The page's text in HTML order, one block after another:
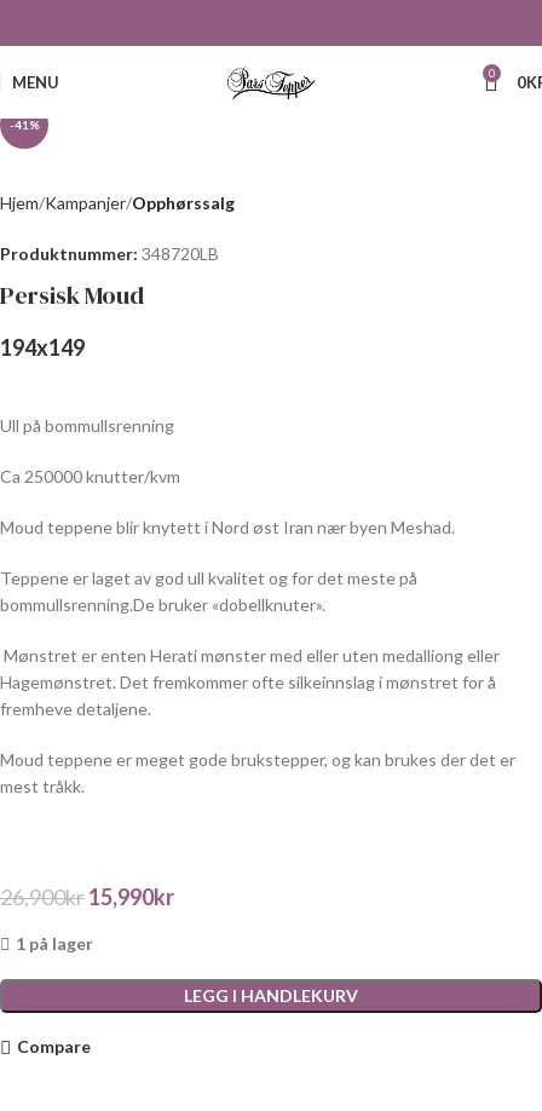
MENU 0 0
-41%
Hjem Kampanjer Opphørssalg
Produktnummer: 348720LB
Persisk Moud
194x149
Ull på bommullsrenning
Ca 250000 knutter/kvm
Moud teppene blir knytett i Nord øst Iran nær byen Meshad.
Teppene er laget av god ull kvalitet og for det meste på
bommullsrenning.De bruker «dobellknuter».
Mønstret er enten Herati mønster med eller uten medalliong eller
Hagemønstret. Det fremkommer ofte silkeinnslag i mønstret for å
fremheve detaljene.
Moud teppene er meget gode brukstepper, og kan brukes der det er
mest tråkk.
26,900kr15,990kr
1 på lager
LEGG I HANDLEKURV
Compare